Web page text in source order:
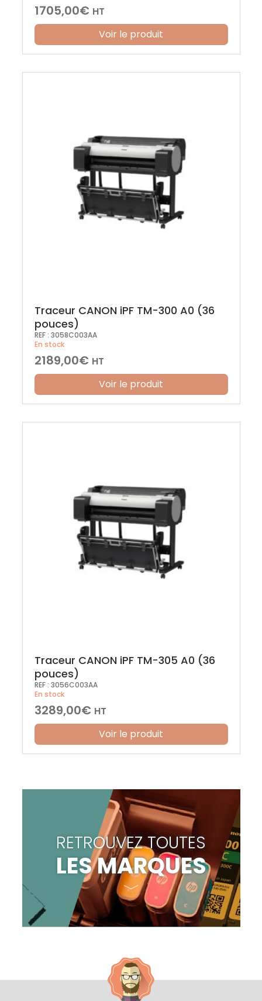
1705,00€ HT
Voir le produit
Traceur CANON iPF TM-300 A0 (36
pouces)
REF : 3058C003AA
En stock
2189,00€ HT
Voir le produit
Traceur CANON iPF TM-305 A0 (36
pouces)
REF : 3056C003AA
En stock
3289,00€ HT
Voir le produit
RETROUVEZ TOUTES
LES MARQUES